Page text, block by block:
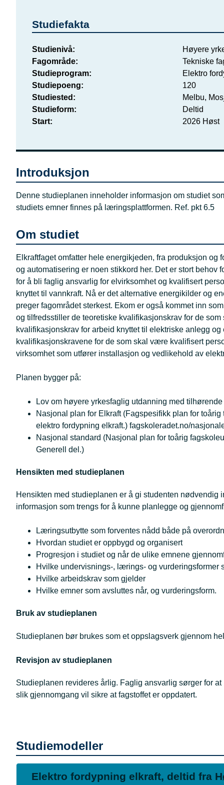
Studiefakta
Studienivå
Høyere
Fagområde
Tekniske
Studieprogram
Elektro
Studiepoeng
120
Studiested
Melbu,
Studieform
Deltid
Start
2026 Høst
Introduksjon
Denne studieplanen inneholder informasjon om studiet
studiets emner finnes på læringsplattformen. Ref. pkt 6.5
Om studiet
Elkraftfaget omfatter hele energikjeden, fra produksjon
og automatisering er noen stikkord her. Det er stort
for å bli faglig ansvarlig for elvirksomhet og kvalifisert
knyttet til vannkraft. Nå er det alternative energikilder og
preger fagområdet sterkest. Ekom er også kommet inn
og tilfredsstiller de teoretiske kvalifikasjonskrav for de
kvalifikasjonskrav for arbeid knyttet til elektriske anlegg
kvalifikasjonskravene for de som skal være kvalifisert
virksomhet som utfører installasjon og vedlikehold av
Planen bygger på:
Lov om høyere yrkesfaglig utdanning med tilhørende
Nasjonal plan for Elkraft (Fagspesifikk plan for
elektro fordypning elkraft.) fagskoleradet.no/
Nasjonal standard (Nasjonal plan for toårig
Generell del.)
Hensikten med studieplanen
Hensikten med studieplanen er å gi studenten
informasjon som trengs for å kunne planlegge og
Læringsutbytte som forventes nådd både på
Hvordan studiet er oppbygd og organisert
Progresjon i studiet og når de ulike emnene
Hvilke undervisnings-, lærings- og vurderingsformer
Hvilke arbeidskrav som gjelder
Hvilke emner som avsluttes når, og vurderingsform.
Bruk av studieplanen
Studieplanen bør brukes som et oppslagsverk gjennom
Revisjon av studieplanen
Studieplanen revideres årlig. Faglig ansvarlig sørger for
slik gjennomgang vil sikre at fagstoffet er oppdatert.
Studiemodeller
S
Elektro fordypning elkraft, deltid fra